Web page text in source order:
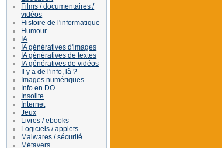
Films / documentaires /
vidéos
Histoire de l'informatique
Humour
IA
IA génératives d'images
IA génératives de textes
IA génératives de vidéos
Il y a de l'info, là ?
Images numériques
Info en DO
Insolite
Internet
Jeux
Livres / ebooks
Logiciels / applets
Malwares / sécurité
Métavers